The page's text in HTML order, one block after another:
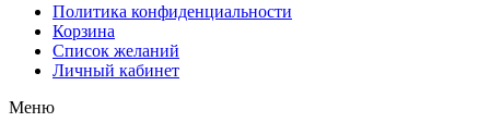
Политика конфиденциальности
Корзина
Список желаний
Личный кабинет
Меню